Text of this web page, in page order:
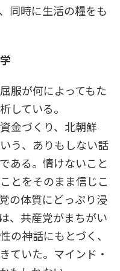
同時に生活の糧をも
服が何によってもた
している。
金づくり、北朝鮮
う、ありもしない話
ある。情けないこと
とをそのまま信じこ
の体質にどっぷり浸
、共産党がまちがい
の神話にもとづく、
ていた。マインド・